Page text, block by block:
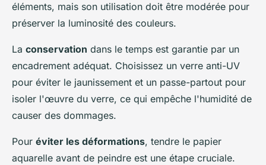
éléments, mais son utilisation doit être modérée pour
préserver la luminosité des couleurs.
La conservation dans le temps est garantie par un
encadrement adéquat. Choisissez un verre anti-UV
pour éviter le jaunissement et un passe-partout pour
isoler l'œuvre du verre, ce qui empêche l'humidité de
causer des dommages.
Pour éviter les déformations, tendre le papier
aquarelle avant de peindre est une étape cruciale.